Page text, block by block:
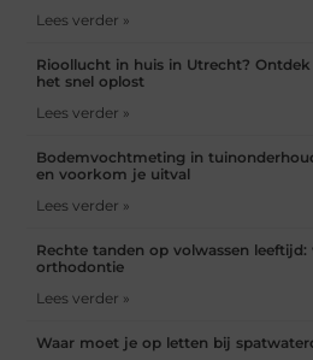
Lees verder »
Rioollucht in huis in Utrecht?
het snel oplost
Lees verder »
Bodemvochtmeting in
en voorkom je uitval
Lees verder »
Rechte tanden op volwassen
orthodontie
Lees verder »
Waar moet je op letten bij